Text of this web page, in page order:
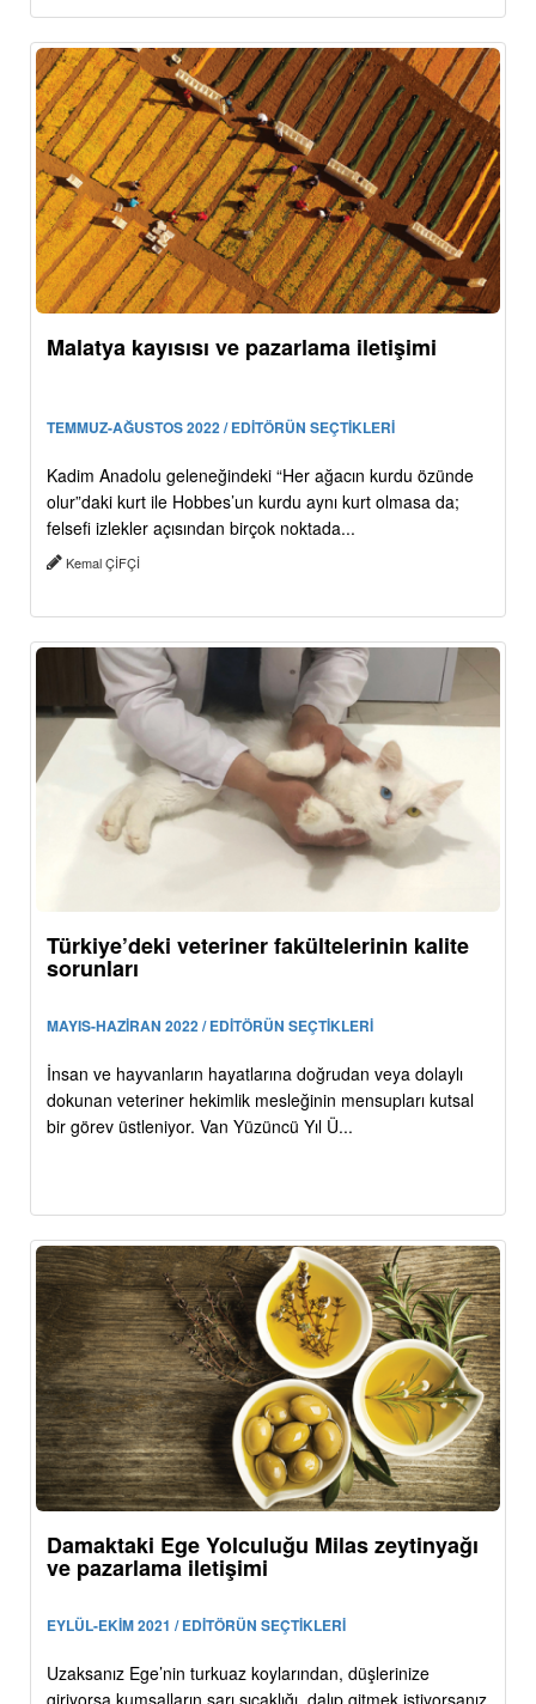
Malatya kayısısı ve pazarlama iletişimi
TEMMUZ-AĞUSTOS 2022 / EDİTÖRÜN SEÇTİKLERİ
Kadim Anadolu geleneğindeki “Her ağacın kurdu özünde
olur”daki kurt ile Hobbes’un kurdu aynı kurt olmasa da;
felsefi izlekler açısından birçok noktada...
Kemal ÇİFÇİ
Türkiye’deki veteriner fakültelerinin kalite
sorunları
MAYIS-HAZİRAN 2022 / EDİTÖRÜN SEÇTİKLERİ
İnsan ve hayvanların hayatlarına doğrudan veya dolaylı
dokunan veteriner hekimlik mesleğinin mensupları kutsal
bir görev üstleniyor. Van Yüzüncü Yıl Ü...
Damaktaki Ege Yolculuğu Milas zeytinyağı
ve pazarlama iletişimi
EYLÜL-EKİM 2021 / EDİTÖRÜN SEÇTİKLERİ
Uzaksanız Ege’nin turkuaz koylarından, düşlerinize
giriyorsa kumsalların sarı sıcaklığı, dalıp gitmek istiyorsanız